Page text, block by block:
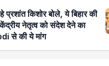
किशोर बोले, ये बिहार की
नेतृत्व को संदेश देने का
से की ये मांग